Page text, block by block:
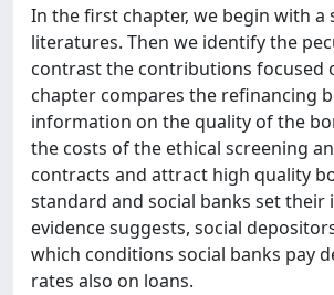
In the first chapter, we begin with a
literatures. Then we identify the
contrast the contributions focused
chapter compares the refinancing
information on the quality of the
the costs of the ethical screening
contracts and attract high quality
standard and social banks set
evidence suggests, social
which conditions social banks pay
rates also on loans.